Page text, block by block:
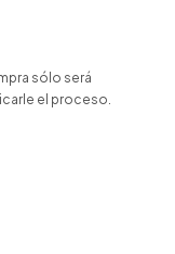
sólo será
el proceso.